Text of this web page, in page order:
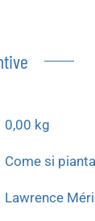
0,00 kg
Come si
Lawrence